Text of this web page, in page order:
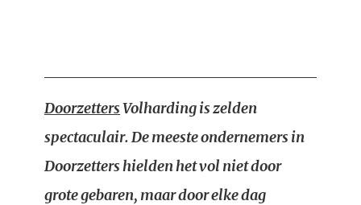
DoorzettersVolharding is zelden
spectaculair. De meeste ondernemers in
Doorzetters hielden het vol niet door
grote gebaren, maar door elke dag